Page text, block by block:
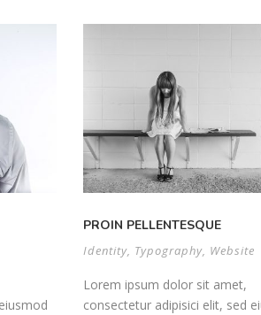
PROIN PELLENTESQUE
Identity, Typography, Website
Lorem ipsum dolor sit amet,
consectetur adipisici elit, sed